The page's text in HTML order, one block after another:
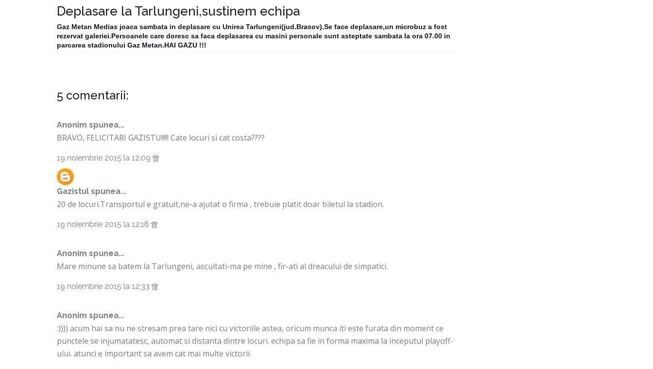
Deplasare la Tarlungeni,sustinem echipa
Gaz Metan Medias joaca sambata in deplasare cu Unirea Tarlungeni(jud.Brasov).Se face deplasare,un microbuz a fost
rezervat galeriei.Persoanele care doresc sa faca deplasarea cu masini personale sunt asteptate sambata la ora 07.00 in
parcarea stadionului Gaz Metan.HAI GAZU !!!
5 comentarii:
Anonim spunea...
BRAVO, FELICITARI GAZISTU!!!!! Cate locuri si cat costa????
19 noiembrie 2015 la 12:09
Gazistul spunea...
20 de locuri.Transportul e gratuit,ne-a ajutat o firma , trebuie platit doar biletul la stadion.
19 noiembrie 2015 la 12:18
Anonim spunea...
Mare minune sa batem la Tarlungeni, ascultati-ma pe mine , fir-ati al dreacului de simpatici.
19 noiembrie 2015 la 12:33
Anonim spunea...
:)))) acum hai sa nu ne stresam prea tare nici cu victoriile astea, oricum munca iti este furata din moment ce
punctele se injumatatesc, automat si distanta dintre locuri. echipa sa fie in forma maxima la inceputul playoff-
ului. atunci e important sa avem cat mai multe victorii.